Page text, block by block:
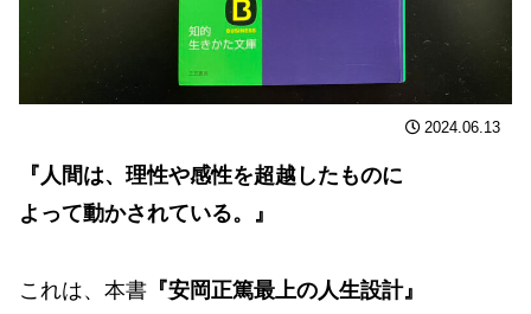
2024.06.13
『人間は、理性や感性を超越したものに
よって動かされている。』
これは、本書 『安岡正篤最上の人生設計』